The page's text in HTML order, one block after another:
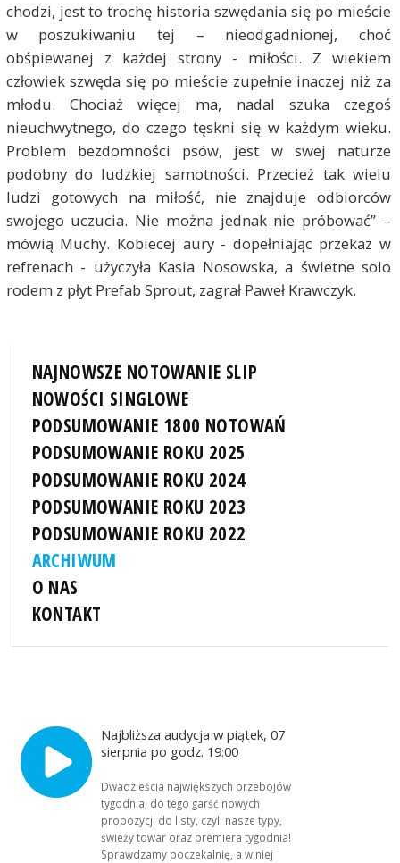
chodzi, jest to trochę historia szwędania się po mieście
w poszukiwaniu tej – nieodgadnionej, choć
obśpiewanej z każdej strony - miłości. Z wiekiem
człowiek szwęda się po mieście zupełnie inaczej niż za
młodu. Chociaż więcej ma, nadal szuka czegoś
nieuchwytnego, do czego tęskni się w każdym wieku.
Problem bezdomności psów, jest w swej naturze
podobny do ludzkiej samotności. Przecież tak wielu
ludzi gotowych na miłość, nie znajduje odbiorców
swojego uczucia. Nie można jednak nie próbować” –
mówią Muchy. Kobiecej aury - dopełniając przekaz w
refrenach - użyczyła Kasia Nosowska, a świetne solo
rodem z płyt Prefab Sprout, zagrał Paweł Krawczyk.
NAJNOWSZE NOTOWANIE SLIP
NOWOŚCI SINGLOWE
PODSUMOWANIE 1800 NOTOWAŃ
PODSUMOWANIE ROKU 2025
PODSUMOWANIE ROKU 2024
PODSUMOWANIE ROKU 2023
PODSUMOWANIE ROKU 2022
ARCHIWUM
O NAS
KONTAKT
Najbliższa audycja w piątek, 07
sierpnia po godz. 19:00
Dwadzieścia największych przebojów
tygodnia, do tego garść nowych
propozycji do listy, czyli nasze typy,
świeży towar oraz premiera tygodnia!
Sprawdzamy poczekalnię, a w niej